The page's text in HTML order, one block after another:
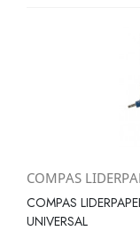
COMPAS
COMPAS
UNIVERSAL